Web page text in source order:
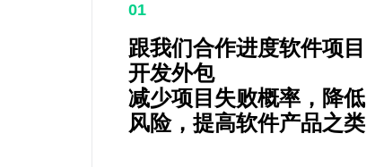
01
跟我们合作进度软件项目
开发外包
减少项目失败概率，降低
风险，提高软件产品之类